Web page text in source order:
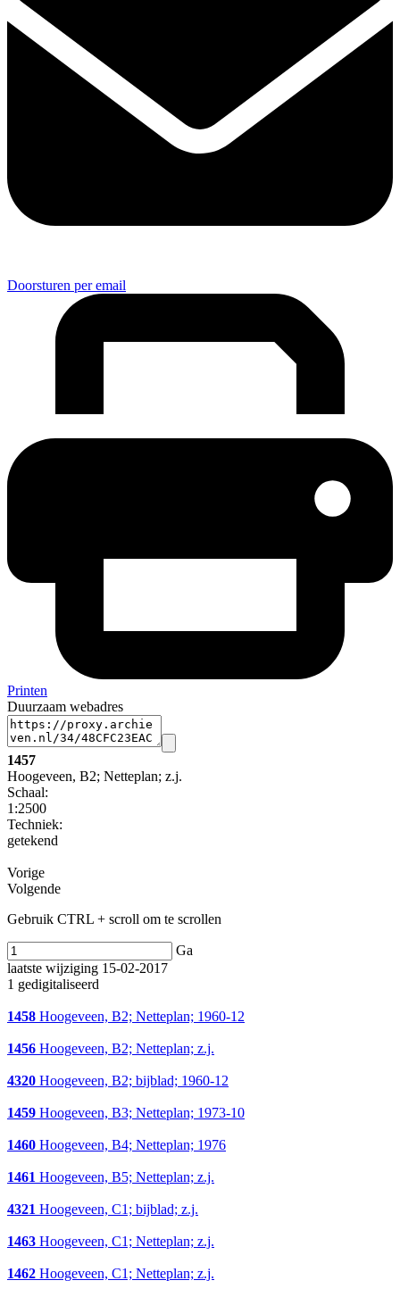
Doorsturen per email
Printen
Duurzaam webadres
1457
Hoogeveen, B2; Netteplan; z.j.
Schaal:
1:2500
Techniek:
getekend
Vorige
Volgende
Gebruik CTRL + scroll om te scrollen
Ga
laatste wijziging 15-02-2017
1 gedigitaliseerd
1458 Hoogeveen, B2; Netteplan; 1960-12
1456 Hoogeveen, B2; Netteplan; z.j.
4320 Hoogeveen, B2; bijblad; 1960-12
1459 Hoogeveen, B3; Netteplan; 1973-10
1460 Hoogeveen, B4; Netteplan; 1976
1461 Hoogeveen, B5; Netteplan; z.j.
4321 Hoogeveen, C1; bijblad; z.j.
1463 Hoogeveen, C1; Netteplan; z.j.
1462 Hoogeveen, C1; Netteplan; z.j.